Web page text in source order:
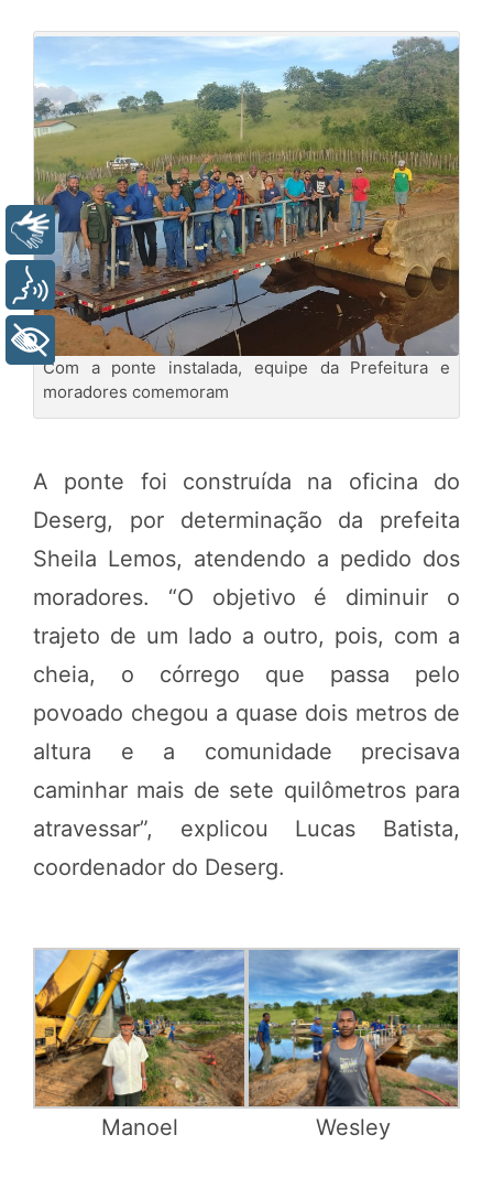
Com a ponte instalada, equipe da Prefeitura e
moradores comemoram
A ponte foi construída na oficina do
Deserg, por determinação da prefeita
Sheila Lemos, atendendo a pedido dos
moradores. “O objetivo é diminuir o
trajeto de um lado a outro, pois, com a
cheia, o córrego que passa pelo
povoado chegou a quase dois metros de
altura e a comunidade precisava
caminhar mais de sete quilômetros para
atravessar”, explicou Lucas Batista,
coordenador do Deserg.
Manoel Wesley
Libras
Voz
+ Acessibilidade